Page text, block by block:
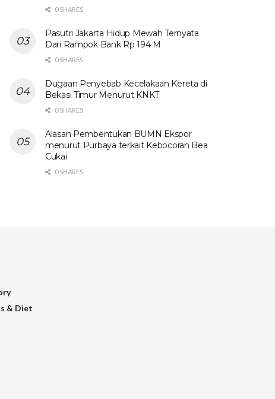
0 SHARES
Pasutri Jakarta Hidup Mewah Ternyata
Dari Rampok Bank Rp 194 M
0 SHARES
Dugaan Penyebab Kecelakaan Kereta di
Bekasi Timur Menurut KNKT
0 SHARES
Alasan Pembentukan BUMN Ekspor
menurut Purbaya terkait Kebocoran Bea
Cukai
0 SHARES
& Diet